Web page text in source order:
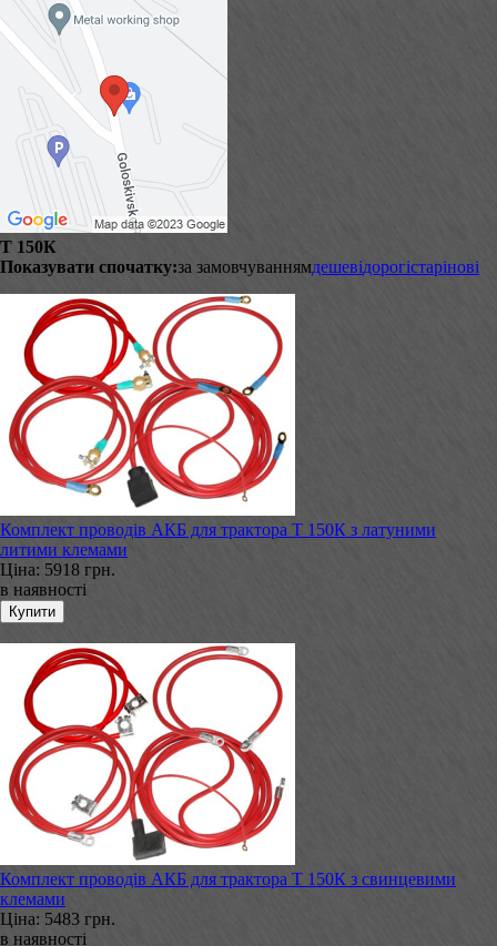
Т 150К
Показувати спочатку:за замовчуваннямдешевідорогістарінові
Комплект проводів АКБ для трактора Т 150К з латуними
литими клемами
Ціна: 5918 грн.
в наявності
Комплект проводів АКБ для трактора Т 150К з свинцевими
клемами
Ціна: 5483 грн.
в наявності